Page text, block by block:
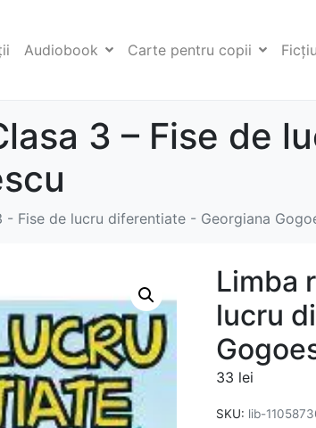
Audiobook Carte pentru copii
3 – Fise de
- Fise de lucru diferentiate - Georgiana
Limba
lucru
33 lei
SKU: lib-